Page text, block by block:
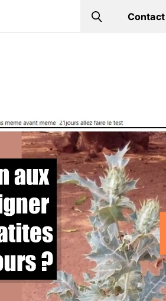
Search
Contact